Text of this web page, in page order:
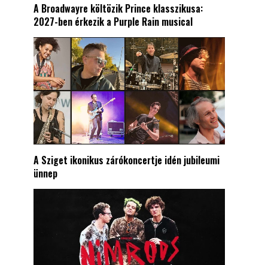
A Broadwayre költözik Prince klasszikusa:
2027-ben érkezik a Purple Rain musical
A Sziget ikonikus zárókoncertje idén jubileumi
ünnep